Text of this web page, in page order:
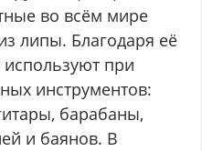
во всём мире
липы. Благодаря её
при
инструментов:
барабаны,
и баянов. В